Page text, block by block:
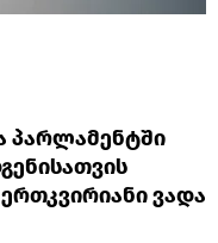
პარლამენტში
ვადა